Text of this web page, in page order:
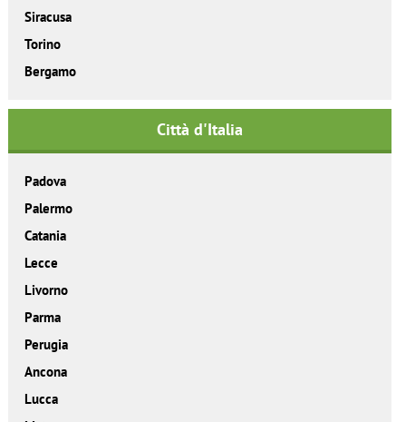
Siracusa
Torino
Bergamo
Città d'Italia
Padova
Palermo
Catania
Lecce
Livorno
Parma
Perugia
Ancona
Lucca